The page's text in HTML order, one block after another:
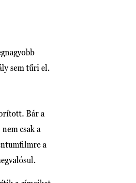
sem tűri el.
Bár a
csak a
a